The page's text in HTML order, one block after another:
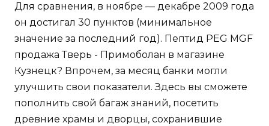
Для сравнения, в ноябре — декабре 2009 года
он достигал 30 пунктов (минимальное
значение за последний год). Пептид PEG MGF
продажа Тверь - Примоболан в магазине
Кузнецк? Впрочем, за месяц банки могли
улучшить свои показатели. Здесь вы сможете
пополнить свой багаж знаний, посетить
древние храмы и дворцы, сохранившие